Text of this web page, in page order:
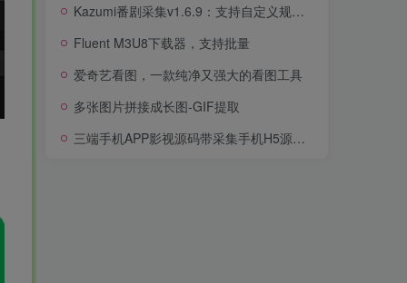
Kazumi番剧采集v1.6.9：支持自定义规则+在线观看+弹幕，跨平台下载
Fluent M3U8下载器，支持批量
爱奇艺看图，一款纯净又强大的看图工具
多张图片拼接成长图-GIF提取
三端手机APP影视源码带采集手机H5源码带VIP卡密功能